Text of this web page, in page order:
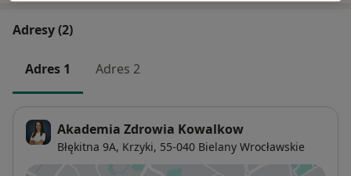
Adresy (2)
Adres 1 Adres 2
Akademia Zdrowia Kowalkow
Błękitna 9A, Krzyki, 55-040 Bielany Wrocławskie